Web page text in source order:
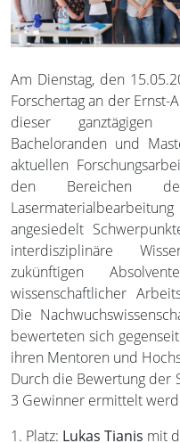
Am Dienstag, den
Forschertag an der Ernst-
dieser ganztägigen
Bacheloranden und
aktuellen
den Bereichen
angesiedelt
interdisziplinäre
zukünftigen
wissenschaftlicher
Die
bewerteten sich
ihren Mentoren und
Durch die Bewertung der
3 Gewinner ermittelt
1. Platz: Lukas Tianis mit